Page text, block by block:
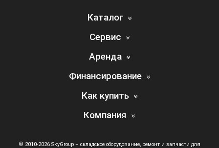
Каталог
Сервис
Аренда
Финансирование
Как купить
Компания
© 2010-2026 SkyGroup – складское оборудование, ремонт и запчасти для